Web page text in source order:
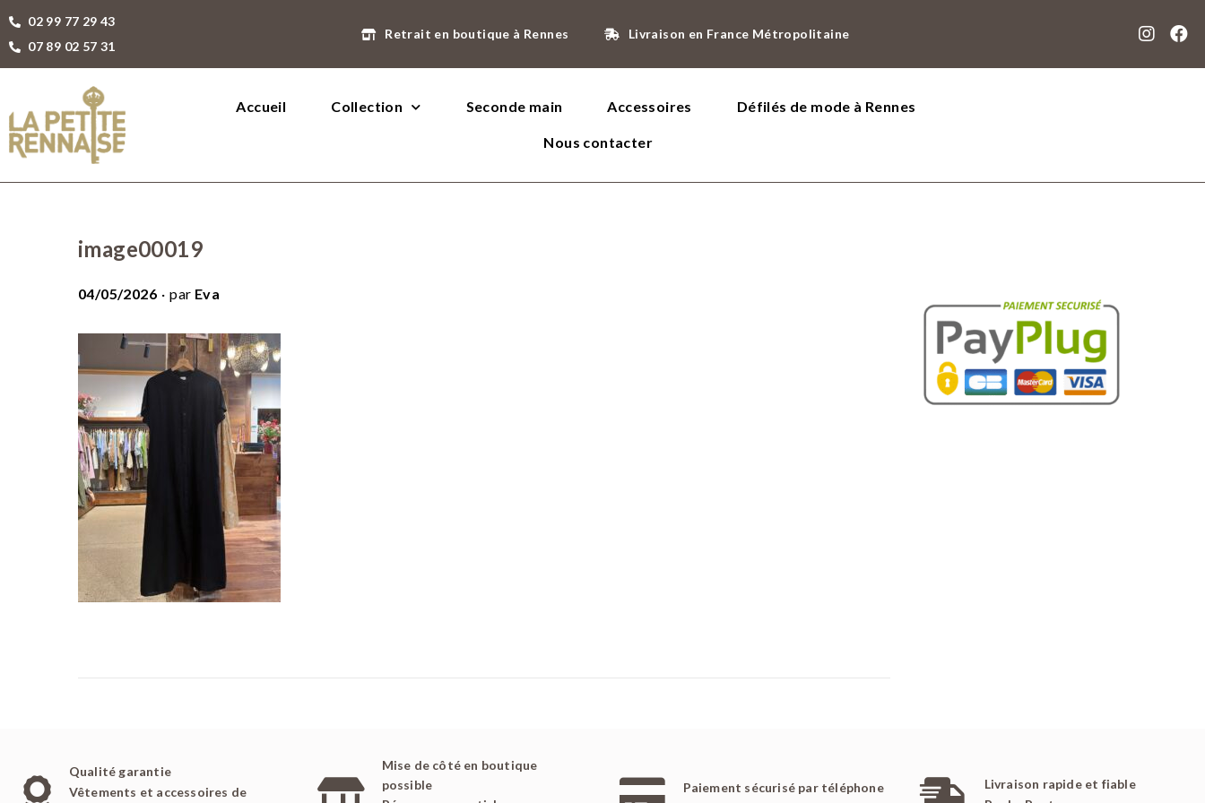
02 99 77 29 43
07 89 02 57 31
Retrait en boutique à Rennes Livraison en France Métropolitaine
Accueil Collection Seconde main Accessoires Défilés de mode à Rennes
Nous contacter
image00019
P
l
i
é
l
e
04/05/2026 . par Eva
Qualité garantie
Vêtements et accessoires de
Mise de côté en boutique
possible
Paiement sécurisé par téléphone
Livraison rapide et fiable